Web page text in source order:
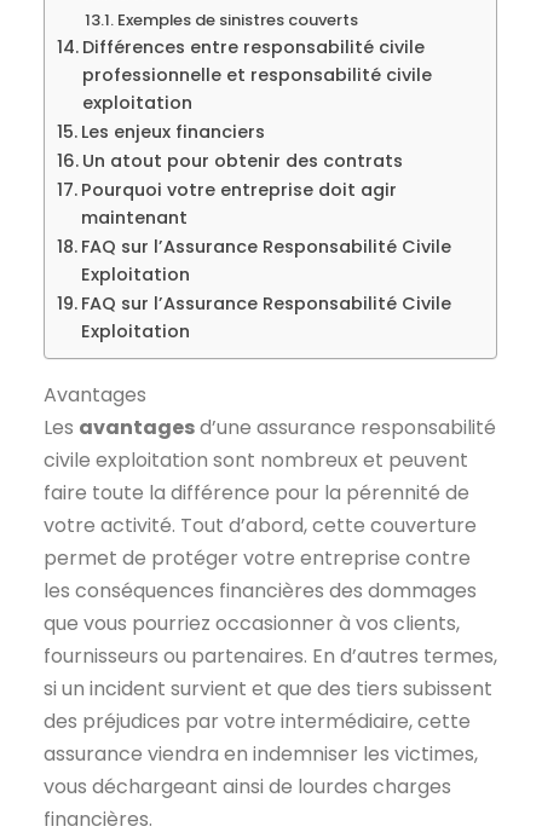
Exemples de sinistres couverts
Différences entre responsabilité civile
professionnelle et responsabilité civile
exploitation
Les enjeux financiers
Un atout pour obtenir des contrats
Pourquoi votre entreprise doit agir
maintenant
FAQ sur l’Assurance Responsabilité Civile
Exploitation
FAQ sur l’Assurance Responsabilité Civile
Exploitation
Avantages
Les avantagesd’une assurance responsabilité
civile exploitation sont nombreux et peuvent
faire toute la différence pour la pérennité de
votre activité. Tout d’abord, cette couverture
permet de protéger votre entreprise contre
les conséquences financières des dommages
que vous pourriez occasionner à vos clients,
fournisseurs ou partenaires. En d’autres termes,
si un incident survient et que des tiers subissent
des préjudices par votre intermédiaire, cette
assurance viendra en indemniser les victimes,
vous déchargeant ainsi de lourdes charges
financières.